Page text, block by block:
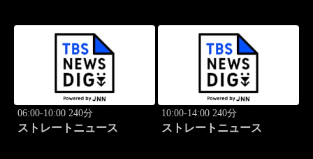
06:00-10:00 240分
ストレートニュース
10:00-14:00 240分
ストレートニュース